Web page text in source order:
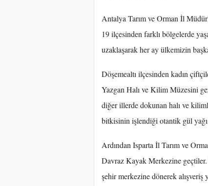
Antalya Tarım ve Orman İl
19 ilçesinden farklı bölgelerde
uzaklaşarak her ay ülkemizin
Döşemealtı ilçesinden kadın
Yazgan Halı ve Kilim Müzesini
diğer illerde dokunan halı ve
bitkisinin işlendiği otantik gül
Ardından Isparta İl Tarım ve
Davraz Kayak Merkezine geçtiler.
şehir merkezine dönerek alışveriş